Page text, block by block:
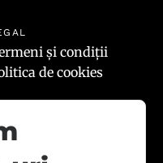
și condiții
de cookies